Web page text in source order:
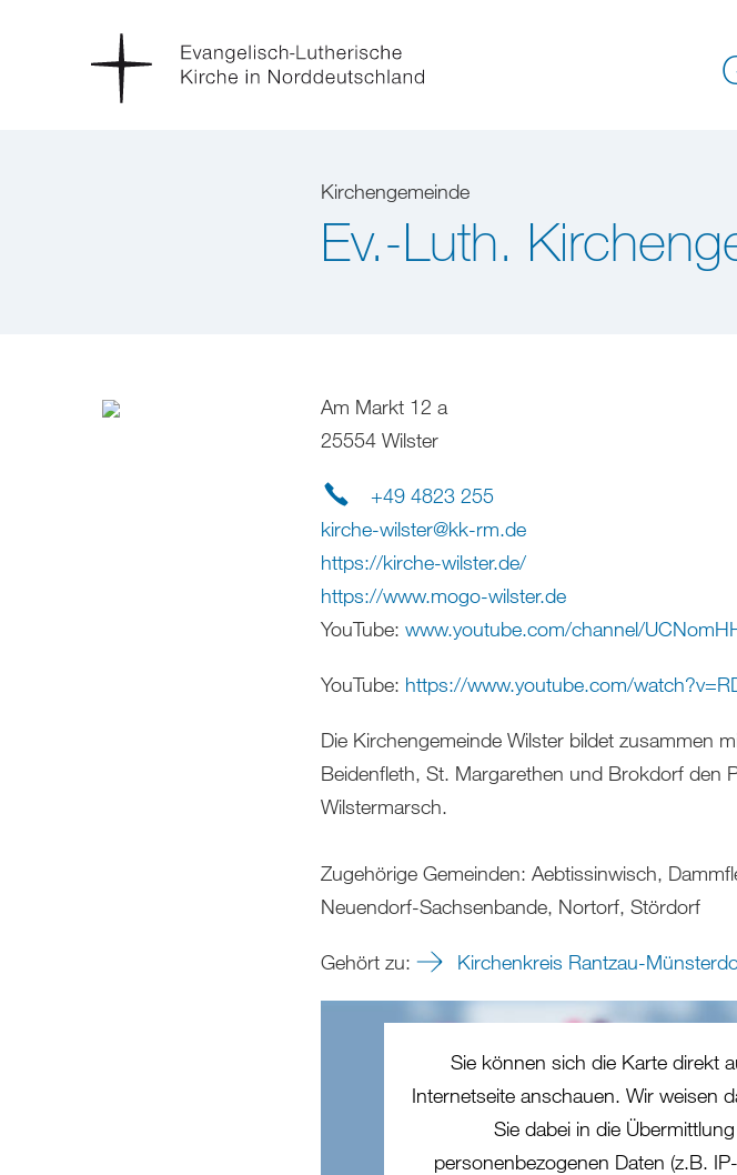
Kirchengemeinde
Ev.-Luth.
Am Markt 12 a
25554 Wilster
+49 4823 255
kirche-wilster@kk-rm.de
https://kirche-wilster.de/
https://www.mogo-wilster.de
YouTube: www.youtube.com/channel/
YouTube: https://www.youtube.com/
Die Kirchengemeinde Wilster bildet zusammen
Beidenfleth, St. Margarethen und Brokdorf den
Wilstermarsch.
Zugehörige Gemeinden: Aebtissinwisch,
Neuendorf-Sachsenbande, Nortorf, Stördorf
Gehört zu: Kirchenkreis Rantzau-
Sie können sich die Karte direkt
Internetseite anschauen. Wir weisen
Sie dabei in die
personenbezogenen Daten (z.B.